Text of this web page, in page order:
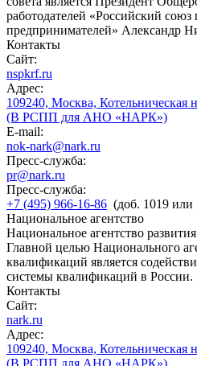
работодателей «Российский
предпринимателей» Александр
Контакты
Сайт:
nspkrf.ru
Адрес:
109240, Москва, Котельническая
(В РСПП для АНО «НАРК»)
E-mail:
nok-nark@nark.ru
Пресс-служба:
pr@nark.ru
Пресс-служба:
+7 (495) 966-16-86 (доб. 1019 или
Национальное агентство
Национальное агентство
Главной целью Национального
квалификаций является
системы квалификаций в России.
Контакты
Сайт:
nark.ru
Адрес:
109240, Москва, Котельническая
(В РСПП для АНО «НАРК»)